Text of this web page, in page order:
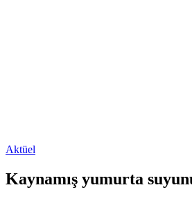
Aktüel
Kaynamış yumurta